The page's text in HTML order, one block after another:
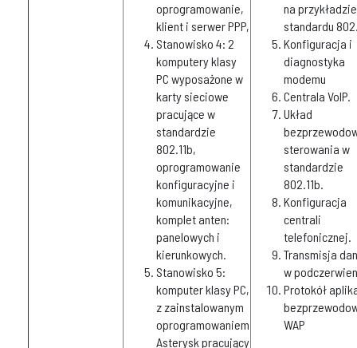
oprogramowanie,
klient i serwer PPP,
Stanowisko 4: 2
komputery klasy
PC wyposażone w
karty sieciowe
pracujące w
standardzie
802.11b,
oprogramowanie
konfiguracyjne i
komunikacyjne,
komplet anten:
panelowych i
kierunkowych.
Stanowisko 5:
komputer klasy PC,
z zainstalowanym
oprogramowaniem
Asterysk pracujący
na przykładzie
standardu
Konfiguracja i
diagnostyka
modemu
Centrala VoIP.
Układ
sterowania w
standardzie
802.11b.
Konfiguracja
centrali
telefonicznej.
Transmisja
w
Protokół
WAP